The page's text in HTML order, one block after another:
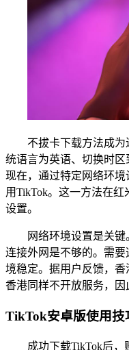
不拔卡下载方法成
统语言为英语、切换时
现在，通过特定网络环
用TikTok。这一方法在
设置。
网络环境设置是关
连接外网是不够的。需
境稳定。据用户反馈，
香港同样不开放服务，因
TikTok安卓版使用技
成功下载TikTok后，